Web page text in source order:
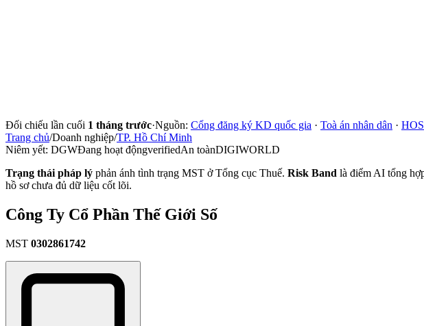
Đối chiếu lần cuối 1 tháng trước·Nguồn: Cổng đăng ký KD quốc gia · Toà án nhân dân ·
Trang chủ/Doanh nghiệp/TP. Hồ Chí Minh
Niêm yết: DGWĐang hoạt độngverifiedAn toànDIGIWORLD
Trạng thái pháp lý phản ánh tình trạng MST ở Tổng cục Thuế. Risk Band là điểm AI tổng
hồ sơ chưa đủ dữ liệu cốt lõi.
Công Ty Cổ Phần Thế Giới Số
MST 0302861742